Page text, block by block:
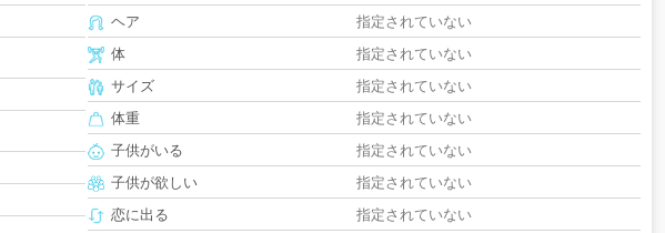
ヘア
指定されていない
体
指定されていない
サイズ
指定されていない
体重
指定されていない
子供がいる
指定されていない
子供が欲しい
指定されていない
恋に出る
指定されていない